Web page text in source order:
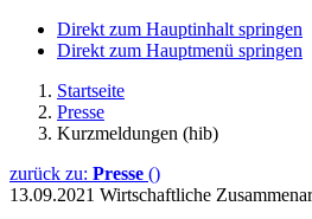
Direkt zum Hauptinhalt springen
Direkt zum Hauptmenü springen
Startseite
Presse
Kurzmeldungen (hib)
zurück zu: Presse ()
13.09.2021 Wirtschaftliche